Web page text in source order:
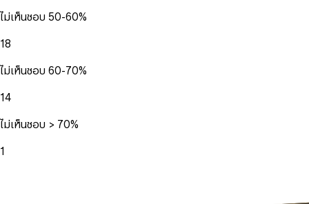
ไม่เห็นชอบ 50-60%
18
ไม่เห็นชอบ 60-70%
14
ไม่เห็นชอบ > 70%
1